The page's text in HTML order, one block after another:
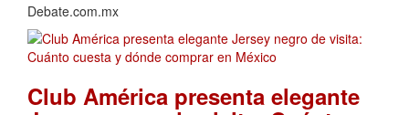
Debate.com.mx
Club América presenta elegante